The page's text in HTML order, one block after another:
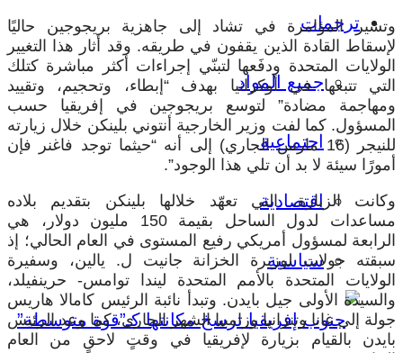
ترجمات
جميع المواد
اجتماعية
اقتصادية
سياسية
وتشير المؤامرة في تشاد إلى جاهزية بريجوجين حاليًا
لإسقاط القادة الذين يقفون في طريقه. وقد أثار هذا التغيير
الولايات المتحدة ودفَعها لتبنّي إجراءات أكثر مباشرة كتلك
التي تتبعها في أوكرانيا بهدف “إبطاء، وتحجيم، وتقييد
ومهاجمة مضادة” لتوسع بريجوجين في إفريقيا حسب
المسؤول. كما لفت وزير الخارجية أنتوني بلينكن خلال زيارته
للنيجر (16 مارس الجاري) إلى أنه “حيثما توجد فاغنر فإن
أمورًا سيئة لا بد أن تلي هذا الوجود”.
وكانت الزيارة، التي تعهّد خلالها بلينكن بتقديم بلاده
مساعدات لدول الساحل بقيمة 150 مليون دولار، هي
الرابعة لمسؤول أمريكي رفيع المستوى في العام الحالي؛ إذ
سبقته جولات لوزيرة الخزانة جانيت ل. يالين، وسفيرة
الولايات المتحدة بالأمم المتحدة ليندا توامس- حرينفيلد،
والسيدة الأولى جيل بايدن. وتبدأ نائبة الرئيس كامالا هاريس
جولة إلى غانا وتنزانيا وزامبيا الشهر الجاري، كما وعد الرئيس
بايدن بالقيام بزيارة لإفريقيا في وقتٍ لاحقٍ من العام